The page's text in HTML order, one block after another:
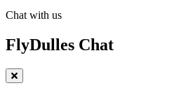
Chat with us
FlyDulles Chat